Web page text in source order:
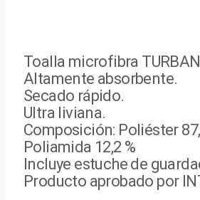
Toalla microfibra
Altamente absorbente.
Secado rápido.
Ultra liviana.
Composición: Poliéster
Poliamida 12,2 %
Incluye estuche de
Producto aprobado por